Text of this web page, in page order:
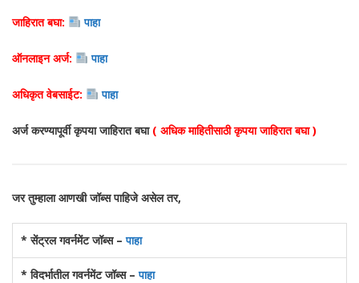
जाहिरात बघा: पाहा
ऑनलाइन अर्ज: पाहा
अधिकृत वेबसाईट: पाहा
अर्ज करण्यापूर्वी कृपया जाहिरात बघा ( अधिक माहितीसाठी कृपया जाहिरात बघा )
जर तुम्हाला आणखी जॉब्स पाहिजे असेल तर,
* सेंट्रल गवर्नमेंट जॉब्स –पाहा
* विदर्भातील गवर्नमेंट जॉब्स –पाहा